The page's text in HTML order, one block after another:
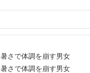
暑さで体調を崩す男女
暑さで体調を崩す男女